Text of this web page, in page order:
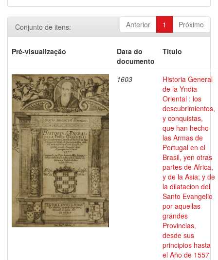
Anterior 1 Próximo
Conjunto de itens:
Pré-visualização
Data do
documento
Título
1603
Historia General
de la Yndia
Oriental : los
descubrimientos,
y conquistas,
que han hecho
las Armas de
Portugal en el
Brasil, yen otras
partes de Africa,
y de la Asia; y de
la dilatacion del
Santo Evangelio
por aquellas
grandes
Provincias,
desde sus
principios hasta
el Año de 1557